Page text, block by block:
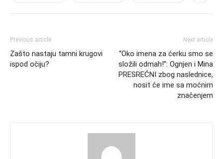
Previous article
Zašto nastaju tamni krugovi
ispod očiju?
Next article
“Oko imena za ćerku smo se
složili odmah!”: Ognjen i Mina
PRESREĆNI zbog naslednice,
nosit će ime sa moćnim
značenjem